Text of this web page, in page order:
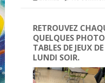
RETROUVEZ
QUELQUES
TABLES DE JEUX
LUNDI SOIR.